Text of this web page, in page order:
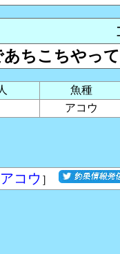
あちこちやっ
魚種
アコウ
アコウ ］